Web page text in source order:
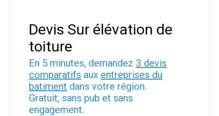
Devis Sur élévation de
toiture
En 5 minutes, demandez 3 devis
comparatifs aux entreprises du
batiment dans votre région.
Gratuit, sans pub et sans
engagement.